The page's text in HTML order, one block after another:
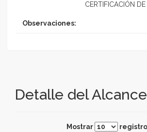
CERTIFICACIÓN DE
Observaciones:
Detalle del Alcance
Mostrar